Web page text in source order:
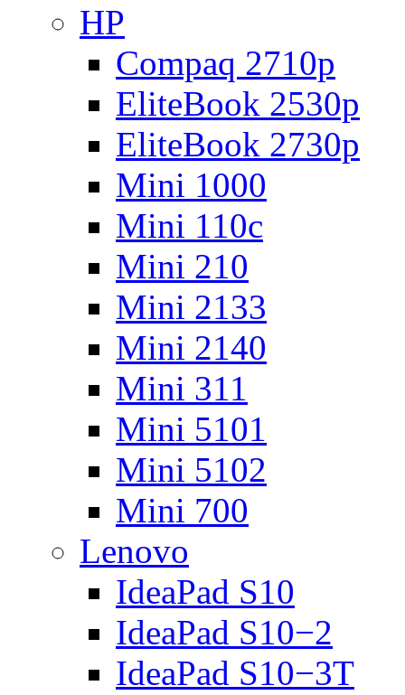
HP
Compaq 2710p
EliteBook 2530p
EliteBook 2730p
Mini 1000
Mini 110c
Mini 210
Mini 2133
Mini 2140
Mini 311
Mini 5101
Mini 5102
Mini 700
Lenovo
IdeaPad S10
IdeaPad S10−2
IdeaPad S10−3T